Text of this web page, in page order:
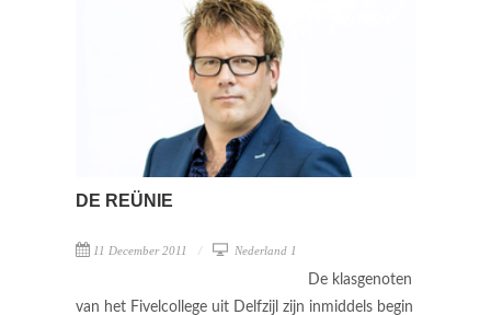
DE REÜNIE
11 December 2011 Nederland 1
De klasgenoten
van het Fivelcollege uit Delfzijl zijn inmiddels begin